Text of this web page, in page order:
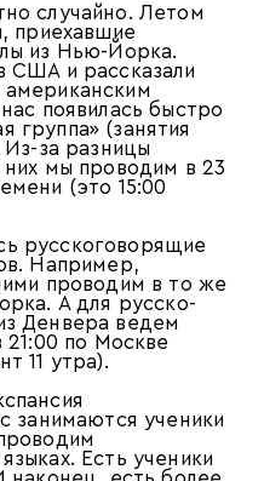
случайно. Летом
приехавшие
из Нью-Йорка.
США и рассказали
появилась быстро
группа» (занятия
за разницы
мы проводим в 23
(это 15:00
русскоговорящие
Например,
проводим в то же
А для русско-
Денвера ведем
21:00 по Москве
11 утра).
занимаются ученики
Есть ученики